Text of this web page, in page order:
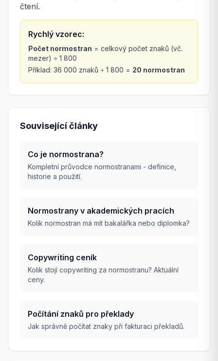
čtení.
Rychlý vzorec:
Počet normostran = celkový počet znaků (vč.
mezer) ÷ 1 800
Příklad: 36 000 znaků ÷ 1 800 = 20 normostran
Související články
Co je normostrana?
Kompletní průvodce normostranami - definice,
historie a použití.
Normostrany v akademických pracích
Kolik normostran má mít bakalářka nebo diplomka?
Copywriting ceník
Kolik stojí copywriting za normostranu? Aktuální
ceny.
Počítání znaků pro překlady
Jak správně počítat znaky při fakturaci překladů.